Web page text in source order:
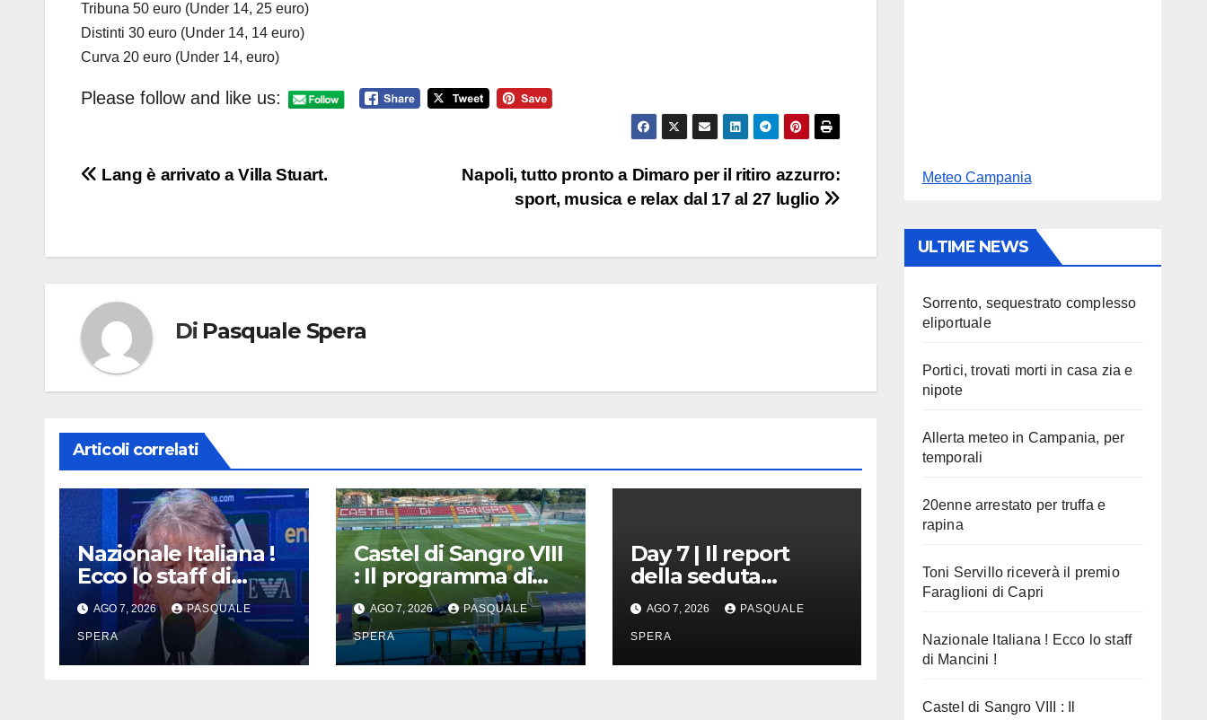
Tribuna 50 euro (Under 14, 25 euro)
Distinti 30 euro (Under 14, 14 euro)
Curva 20 euro (Under 14, euro)
Please follow and like us:
Navigazione
Napoli, tutto pronto a Dimaro per il ritiro azzurro:
sport, musica e relax dal 17 al 27 luglio
Lang è arrivato a Villa Stuart.
Di Pasquale Spera
Articoli correlati
Nazionale Italiana !
Ecco lo staff di
Mancini !
AGO 7, 2026 PASQUALE
SPERA
Castel di Sangro VIII
: Il programma di
oggi !
AGO 7, 2026 PASQUALE
SPERA
Day 7 | Il report
della seduta
pomeridiana
AGO 7, 2026 PASQUALE
SPERA
Meteo Campania
ULTIME NEWS
Sorrento, sequestrato complesso
eliportuale
Portici, trovati morti in casa zia e
nipote
Allerta meteo in Campania, per
temporali
20enne arrestato per truffa e
rapina
Toni Servillo riceverà il premio
Faraglioni di Capri
Nazionale Italiana ! Ecco lo staff
di Mancini !
Castel di Sangro VIII : Il